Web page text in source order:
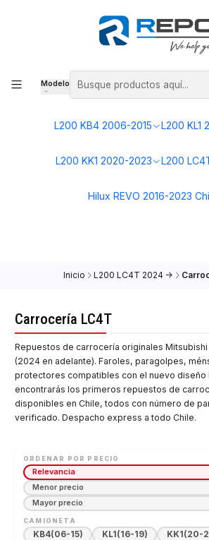
Mostrando repuestos para tu L200 LC4T
Modelo
L200 KB4 2006-2015 L200 KL1
L200 KK1 2020-2023 L200
Hilux REVO 2016-2023
Inicio L200 LC4T 2024 ->
Carrocería LC4T
Repuestos de carrocería originales Mitsubishi
(2024 en adelante). Faroles, paragolpes,
protectores compatibles con el nuevo diseño
encontrarás los primeros repuestos de
disponibles en Chile, todos con número de
verificado. Despacho express a todo Chile.
ORDENAR POR PRECIO
Relevancia
Menor precio
Mayor precio
CAMIONETA
KB4(06-15) KL1(16-19) KK1(20-